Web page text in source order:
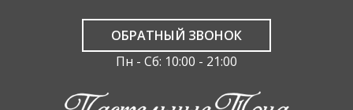
ОБРАТНЫЙ ЗВОНОК
Пн - Сб: 10:00 - 21:00